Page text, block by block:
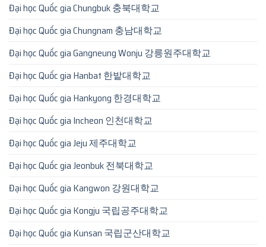
Đại học Quốc gia Chungbuk 충북대학교
Đại học Quốc gia Chungnam 충남대학교
Đại học Quốc gia Gangneung Wonju 강릉원주대학교
Đại học Quốc gia Hanbat 한밭대학교
Đại học Quốc gia Hankyong 한경대학교
Đại học Quốc gia Incheon 인천대학교
Đại học Quốc gia Jeju 제주대학교
Đại học Quốc gia Jeonbuk 전북대학교
Đại học Quốc gia Kangwon 강원대학교
Đại học Quốc gia Kongju 국립공주대학교
Đại học Quốc gia Kunsan 국립군산대학교